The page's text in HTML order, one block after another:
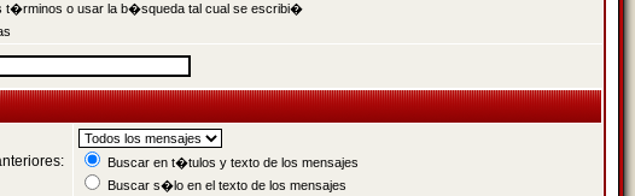
t�rminos o usar la b�squeda tal cual se escribi�
Buscar en t�tulos y texto de los mensajes
Buscar s�lo en el texto de los mensajes